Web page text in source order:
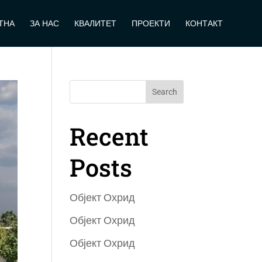
ЗА НАС КВАЛИТЕТ ПРОЕКТИ КОНТАКТ
Search
Recent
Posts
Објект Охрид
Објект Охрид
Објект Охрид